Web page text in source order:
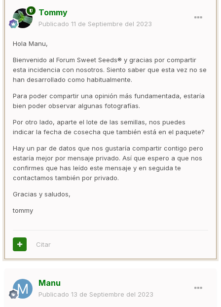
Tommy
Publicado 11 de Septiembre del 2023
Hola Manu,
Bienvenido al Forum Sweet Seeds® y gracias por compartir
esta incidencia con nosotros. Siento saber que esta vez no se
han desarrollado como habitualmente.
Para poder compartir una opinión más fundamentada, estaría
bien poder observar algunas fotografías.
Por otro lado, aparte el lote de las semillas, nos puedes
indicar la fecha de cosecha que también está en el paquete?
Hay un par de datos que nos gustaría compartir contigo pero
estaría mejor por mensaje privado. Así que espero a que nos
confirmes que has leído este mensaje y en seguida te
contactamos también por privado.
Gracias y saludos,
tommy
Citar
Manu
Publicado 13 de Septiembre del 2023